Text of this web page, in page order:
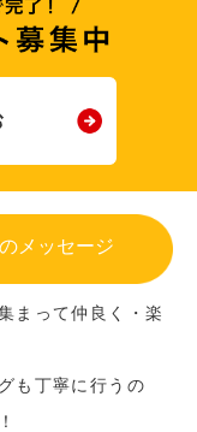
メッセージ
まって仲良く・楽
も丁寧に行うの